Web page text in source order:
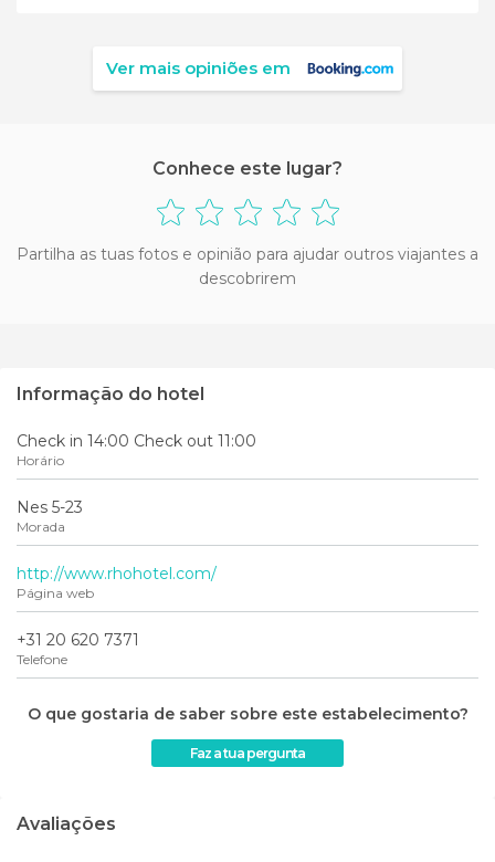
Ver mais opiniões em
Conhece este lugar?
Partilha as tuas fotos e opinião para ajudar outros viajantes a
descobrirem
Informação do hotel
Check in 14:00 Check out 11:00
Horário
Nes 5-23
Morada
http://www.rhohotel.com/
Página web
+31 20 620 7371
Telefone
O que gostaria de saber sobre este estabelecimento?
Faz a tua pergunta
Avaliações